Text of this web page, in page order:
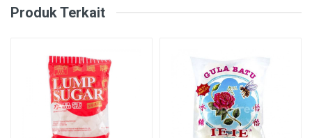
Produk Terkait